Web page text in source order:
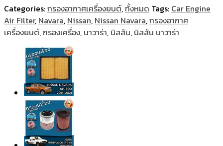
Categories:กรองอากาศเครื่องยนต์, ทั้งหมด Tags: Car Engine
Air Filter, Navara, Nissan, Nissan Navara,กรองอากาศ
เครื่องยนต์,กรองเครื่อง, นาวาร่า, นิสสัน, นิสสัน นาวาร่า